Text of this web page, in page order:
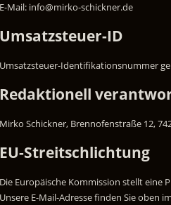
E-Mail: info@mirko-schickner.de
Umsatzsteuer-ID
Umsatzsteuer-Identifikationsnummer
Redaktionell
Mirko Schickner, Brennofenstraße 12,
EU-Streitschlichtung
Die Europäische Kommission stellt
Unsere E-Mail-Adresse finden Sie oben